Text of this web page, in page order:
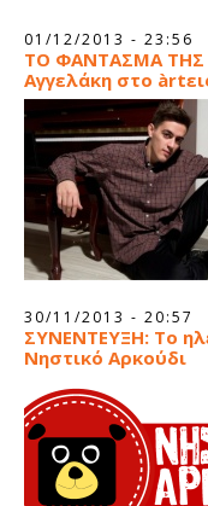
01/12/2013 - 23:56
ΤΟ ΦΑΝΤΑΣΜΑ ΤΗΣ
Αγγελάκη στο
30/11/2013 - 20:57
ΣΥΝΕΝΤΕΥΞΗ: Το
Νηστικό Αρκούδι